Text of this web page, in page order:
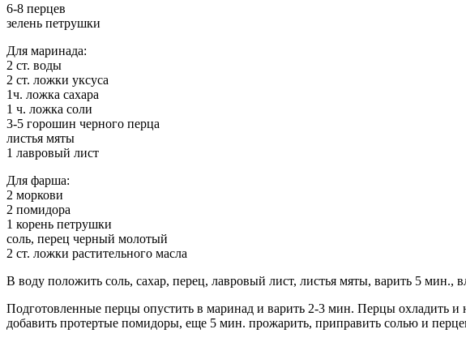
6-8 перцев
зелень петрушки
Для маринада:
2 ст. воды
2 ст. ложки уксуса
1ч. ложка сахара
1 ч. ложка соли
3-5 горошин черного перца
листья мяты
1 лавровый лист
Для фарша:
2 моркови
2 помидора
1 корень петрушки
соль, перец черный молотый
2 ст. ложки растительного масла
В воду положить соль, сахар, перец, лавровый лист, листья мяты, варить 5 мин.,
Подготовленные перцы опустить в маринад и варить 2-3 мин. Перцы охладить
добавить протертые помидоры, еще 5 мин. прожарить, приправить солью и